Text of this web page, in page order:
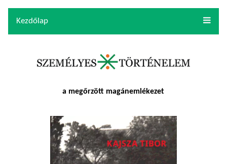
Kezdőlap
a megőrzött magánemlékezet